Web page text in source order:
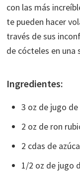
con las más
te pueden hacer
través de sus
de cócteles en una
Ingredientes:
3 oz de jugo de
2 oz de ron
2 cdas de
1/2 oz de jugo